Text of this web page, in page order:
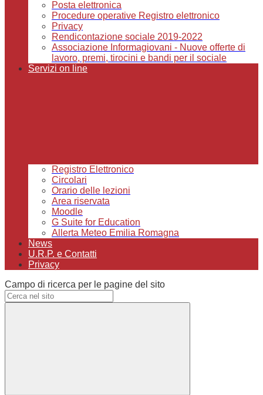
Posta elettronica
Procedure operative Registro elettronico
Privacy
Rendicontazione sociale 2019-2022
Associazione Informagiovani - Nuove offerte di
lavoro, premi, tirocini e bandi per il sociale
Servizi on line
Registro Elettronico
Circolari
Orario delle lezioni
Area riservata
Moodle
G Suite for Education
Allerta Meteo Emilia Romagna
News
U.R.P. e Contatti
Privacy
Campo di ricerca per le pagine del sito